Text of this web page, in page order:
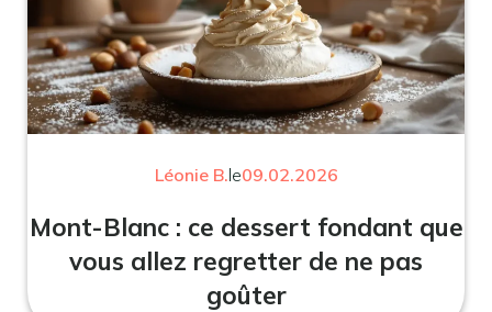
Léonie B.le09.02.2026
Mont-Blanc : ce dessert fondant que
vous allez regretter de ne pas
goûter